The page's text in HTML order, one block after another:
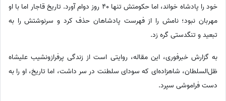
خود را پادشاه خواند، اما حکومتش تنها 40 روز دوام آورد. تاریخ قاجار اما با او
مهربان نبود؛ نامش را از فهرست پادشاهان حذف کرد و سرنوشتش را به
تبعید و تنگدستی گره زد.
به گزارش خبرفوری، این مقاله، روایتی است از زندگی پرفرازونشیب علیشاه
ظل‌السلطان، شاهزاده‌ای که سودای سلطنت در سر داشت، اما تاریخ، او را به
دست فراموشی سپرد.